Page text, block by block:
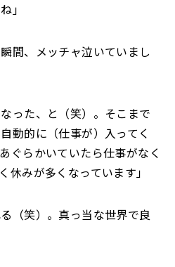
」
間、メッチャ泣いていまし
った、と（笑）。そこまで
動的に（仕事が）入ってく
ぐらかいていたら仕事がなく
休みが多くなっています」
（笑）。真っ当な世界で良